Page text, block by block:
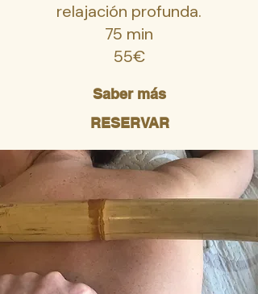
relajación profunda.
75 min
55€
Saber más
RESERVAR